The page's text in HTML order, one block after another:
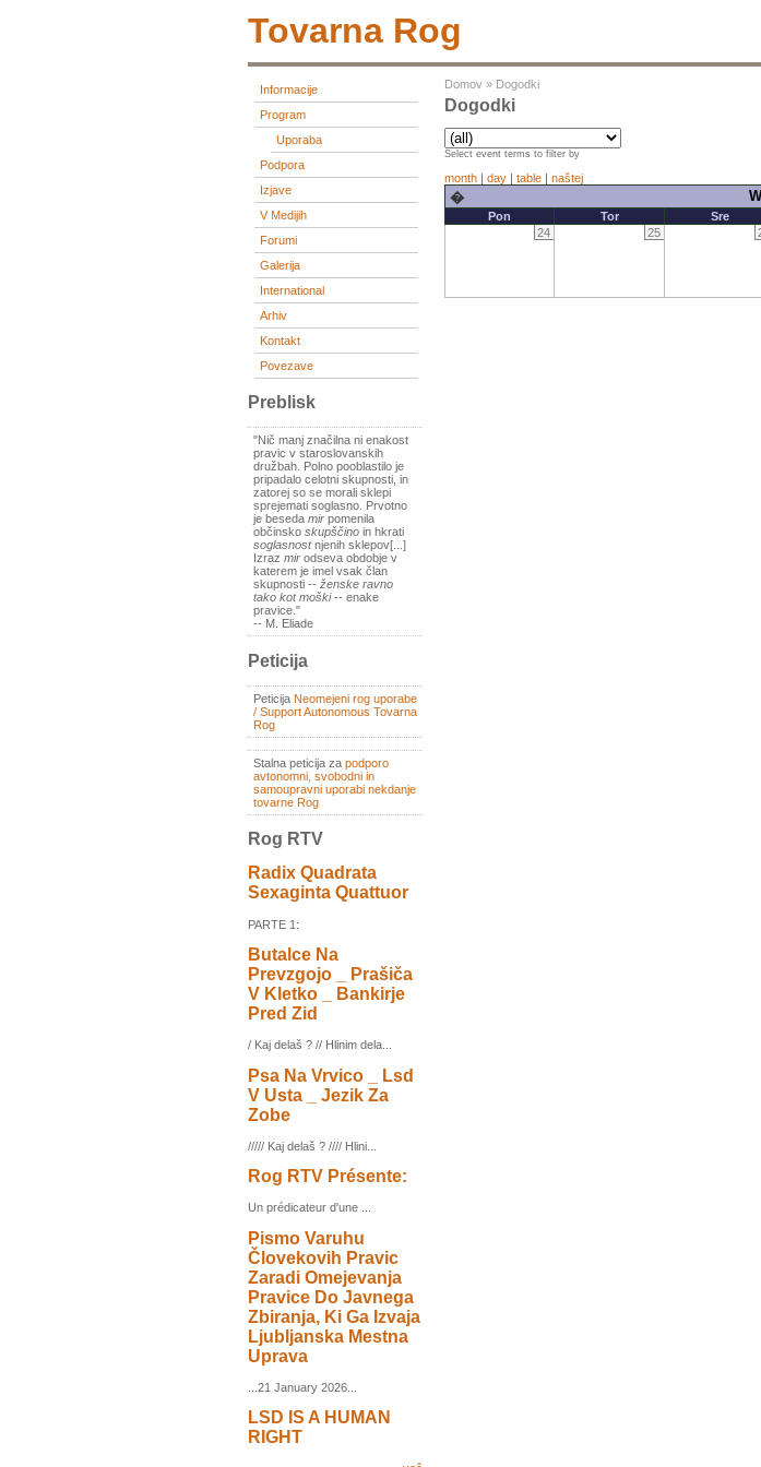
Tovarna Rog
Informacije
Program
Uporaba
Podpora
Izjave
V Medijih
Forumi
Galerija
International
Arhiv
Kontakt
Povezave
Preblisk
"Nič manj značilna ni enakost
pravic v staroslovanskih
družbah. Polno pooblastilo je
pripadalo celotni skupnosti, in
zatorej so se morali sklepi
sprejemati soglasno. Prvotno
je beseda mir pomenila
občinsko skupščino in hkrati
soglasnostnjenih sklepov[...]
Izraz mir odseva obdobje v
katerem je imel vsak član
skupnosti -- ženske ravno
tako kot moški-- enake
pravice."
-- M. Eliade
Peticija
Peticija Neomejeni rog uporabe
/ Support Autonomous Tovarna
Rog
Stalna peticija za podporo
avtonomni, svobodni in
samoupravni uporabi nekdanje
tovarne Rog
Rog RTV
Radix Quadrata
Sexaginta Quattuor
PARTE 1:
Butalce Na
Prevzgojo _ Prašiča
V Kletko _ Bankirje
Pred Zid
/ Kaj delaš ? // Hlinim dela...
Psa Na Vrvico _ Lsd
V Usta _ Jezik Za
Zobe
///// Kaj delaš ? //// Hlini...
Rog RTV Présente:
Un prédicateur d'une ...
Pismo Varuhu
Človekovih Pravic
Zaradi Omejevanja
Pravice Do Javnega
Zbiranja, Ki Ga Izvaja
Ljubljanska Mestna
Uprava
...21 January 2026...
LSD IS A HUMAN
RIGHT
Domov » Dogodki
Dogodki
Select event terms to filter by
month | day | table | naštej
�
Pon Tor Sre
24
25